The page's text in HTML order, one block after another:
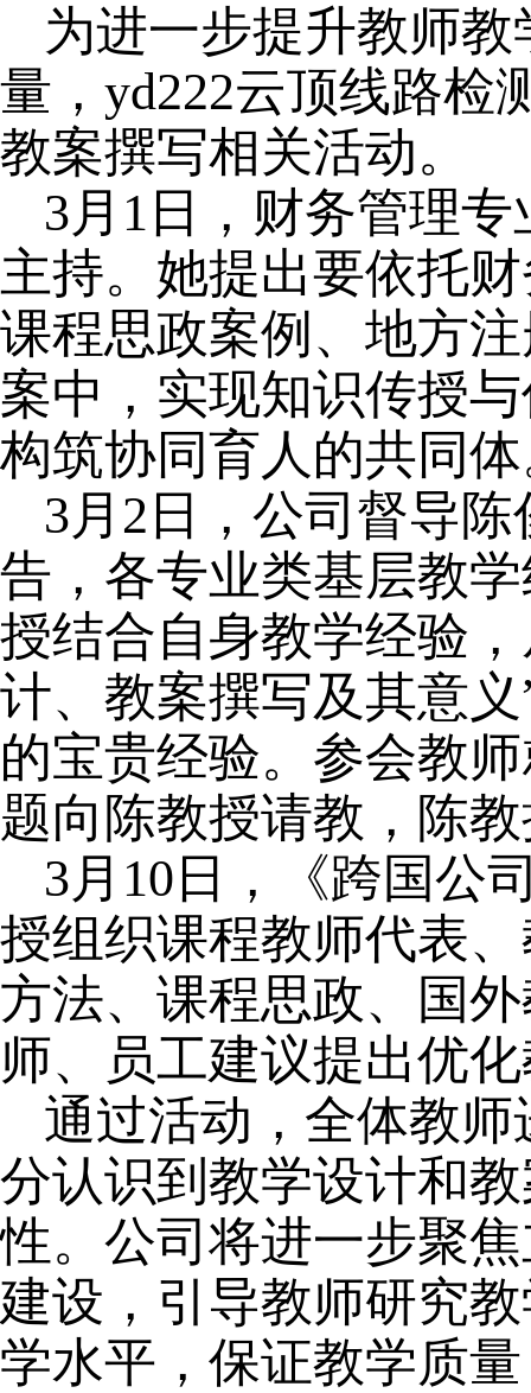
为进一步提升教师
量，yd222云顶线路检
教案撰写相关活动。
3月1日，财务管理
主持。她提出要依托
课程思政案例、地方
案中，实现知识传授
构筑协同育人的共同
3月2日，公司督导
告，各专业类基层教
授结合自身教学经验
计、教案撰写及其意
的宝贵经验。参会教
题向陈教授请教，陈
3月10日，《跨国公
授组织课程教师代表
方法、课程思政、国
师、员工建议提出优
通过活动，全体教
分认识到教学设计和
性。公司将进一步聚
建设，引导教师研究
学水平，保证教学质